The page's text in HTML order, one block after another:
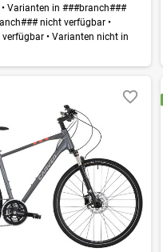
•Varianten in ###branch###
nicht verfügbar •
verfügbar •Varianten nicht in